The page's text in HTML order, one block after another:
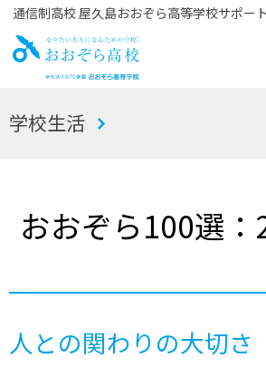
通信制高校 屋久島おおぞら高等学校サポー
お
学校生活
おおぞら100選
人との関わりの大切さ